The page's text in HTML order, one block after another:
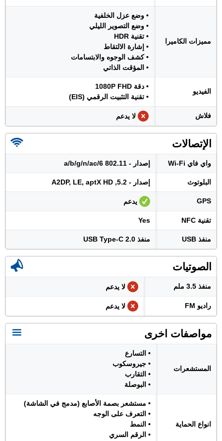
مميزات الكاميرا
• وضع عزل الخلفية
• وضع التصوير الليلي
• تقنية HDR
• إشارة الالتقاط
• كشف الوجوه والابتسامات
• المؤقت الذاتي
الفيديو
• دقة 1080P FHD
• تقنية التثبيت الرقمي (EIS)
فلاش لا يدعم
الإتصالات
واي فاي Wi-Fi إصدار - 802.11 a/b/g/n/ac/6
البلوتوث إصدار - 5.2, A2DP, LE, aptX HD
GPS يدعم
تقنية NFC Yes
منفذ USB منفذ USB Type-C 2.0
الصوتيات
منفذ 3.5 ملم لا يدعم
راديو FM لا يدعم
مواصفات اخرى
المستشعرات
• التسارع
• جيروسكوب
• التقارب
• البوصلة
انواع الحماية
• مستشعر بصمة الأصابع (مدمج في الشاشة)
• التعرف على الوجه
• النمط
• الرقم السري